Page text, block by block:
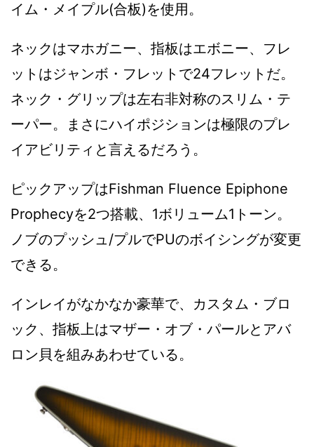
イム・メイプル(合板)を使用。
ネックはマホガニー、指板はエボニー、フレ
ットはジャンボ・フレットで24フレットだ。
ネック・グリップは左右非対称のスリム・テ
ーパー。まさにハイポジションは極限のプレ
イアビリティと言えるだろう。
ピックアップはFishman Fluence Epiphone
Prophecyを2つ搭載、1ボリューム1トーン。
ノブのプッシュ/プルでPUのボイシングが変更
できる。
インレイがなかなか豪華で、カスタム・ブロ
ック、指板上はマザー・オブ・パールとアバ
ロン貝を組みあわせている。